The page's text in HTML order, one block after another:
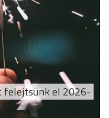
el 2026-